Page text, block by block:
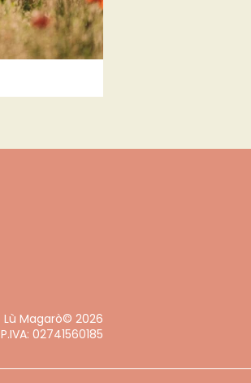
Lù Magarò© 2026
P.IVA: 02741560185